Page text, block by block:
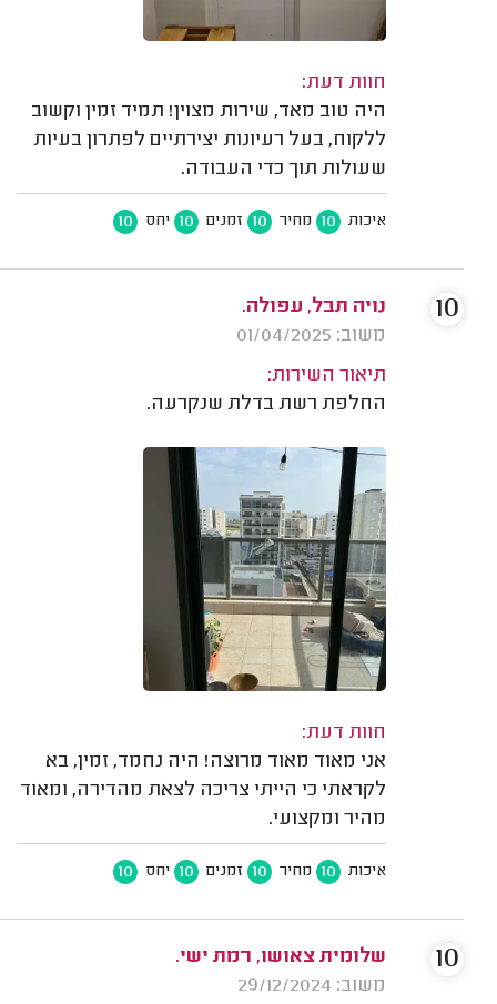
חוות דעת:
היה טוב מאד, שירות מצוין! תמיד זמין וקשוב
ללקוח, בעל רעיונות יצירתיים לפתרון בעיות
שעולות תוך כדי העבודה.
איכות 10 מחיר 10 זמנים 10 יחס 10
נויה תבל, עפולה.
משוב: 01/04/2025
תיאור השירות:
החלפת רשת בדלת שנקרעה.
חוות דעת:
אני מאוד מאוד מרוצה! היה נחמד, זמין, בא
לקראתי כי הייתי צריכה לצאת מהדירה, ומאוד
מהיר ומקצועי.
איכות 10 מחיר 10 זמנים 10 יחס 10
10
שלומית צאושו, רמת ישי.
משוב: 29/12/2024
10